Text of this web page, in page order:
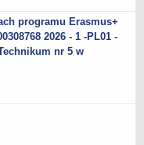
programu Erasmus+
2026 - 1 -PL01 -
nr 5 w